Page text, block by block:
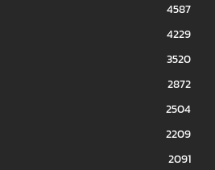
4587
4229
3520
2872
2504
2209
2091